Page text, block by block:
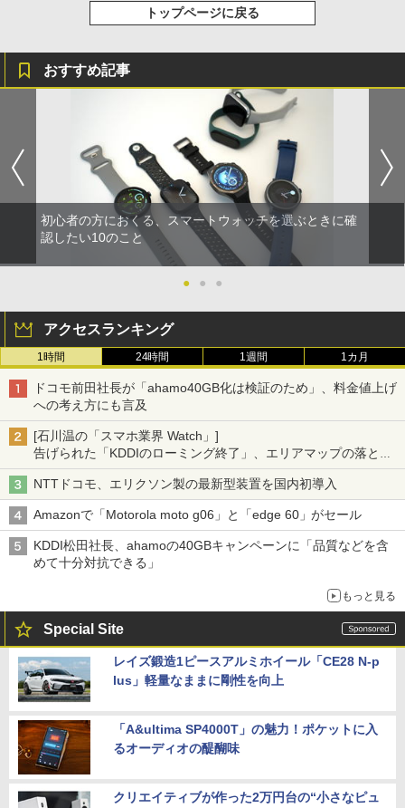
トップページに戻る
おすすめ記事
初心者の方におくる、スマートウォッチを選ぶときに確
認したい10のこと
● ● ●
アクセスランキング
1時間 24時間 1週間 1カ月
ドコモ前田社長が「ahamo40GB化は検証のため」、料金値上げ
への考え方にも言及
[石川温の「スマホ業界 Watch」]
告げられた「KDDIのローミング終了」、エリアマップの落とし
穴と楽天モバイルの課題
NTTドコモ、エリクソン製の最新型装置を国内初導入
Amazonで「Motorola moto g06」と「edge 60」がセール
KDDI松田社長、ahamoの40GBキャンペーンに「品質などを含
めて十分対抗できる」
もっと見る
Special Site
レイズ鍛造1ピースアルミホイール「CE28 N-p
lus」軽量なままに剛性を向上
「A&ultima SP4000T」の魅力！ポケットに入
るオーディオの醍醐味
クリエイティブが作った2万円台の“小さなピュ